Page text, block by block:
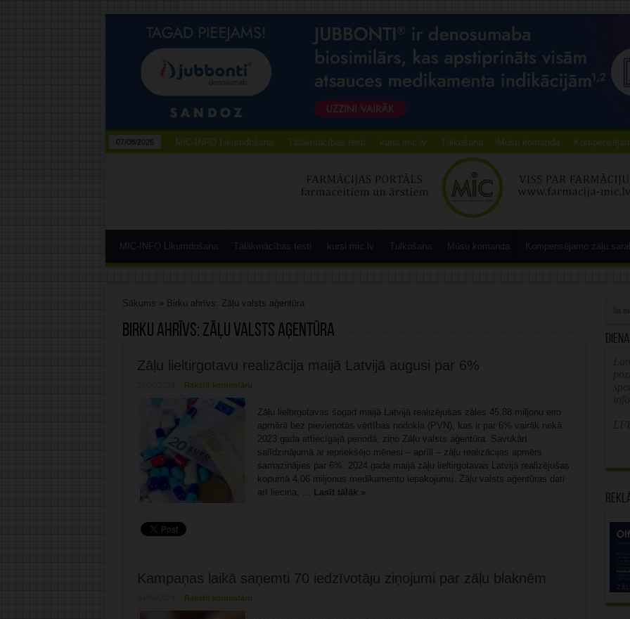
07/08/2026 MIC-INFO Likumdošana Tālākmācības testi kursi.mic.lv Tulkošana Mūsu komanda
MIC-INFO Likumdošana Tālākmācības testi kursi.mic.lv Tulkošana Mūsu komanda Kompensējamo zāļu
Sākums » Birku ahrīvs: Zāļu valsts aģentūra
Birku ahrīvs: Zāļu valsts aģentūra
Zāļu lieltirgotavu realizācija maijā Latvijā augusi par 6%
Rakstīt komentāru
Zāļu lieltirgotavas šogad maijā Latvijā realizējušas zāles 45,88 miljonu eiro
apmērā bez pievienotās vērtības nodokļa (PVN), kas ir par 6% vairāk nekā
2023.gada attiecīgajā periodā, ziņo Zāļu valsts aģentūra. Savukārt
salīdzinājumā ar iepriekšējo mēnesi – aprīli – zāļu realizācijas apmērs
samazinājies par 6%. 2024.gada maijā zāļu lieltirgotavas Latvijā realizējušas
kopumā 4,06 miljonus medikamentu iepakojumu. Zāļu valsts aģentūras dati
arī liecina, ... Lasīt tālāk »
Kampaņas laikā saņemti 70 iedzīvotāju ziņojumi par zāļu blaknēm
Rakstīt komentāru